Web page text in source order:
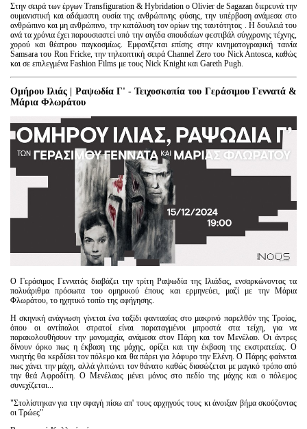
Στην σειρά των έργων Transfiguration & Ηybridation ο Olivier de Sagazan διερευνά την
ουμανιστική και αδάμαστη ουσία της ανθρώπινης φύσης, την υπέρβαση ανάμεσα στο
ανθρώπινο και μη ανθρώπινο, την κατάλυση τον ορίων της ταυτότητας . Η δουλειά του
ανά τα χρόνια έχει παρουσιαστεί υπό την αιγίδα σπουδαίων φεστιβάλ σύγχρονης τέχνης,
χορού και θέατρου παγκοσμίως. Εμφανίζεται επίσης στην κινηματογραφική ταινία
Samsara του Ron Fricke, την τηλεοπτική σειρά Channel Zero του Nick Antosca, καθώς
και σε επιλεγμένα Fashion Films με τους Nick Knight και Gareth Pugh.
Ομήρου Ιλιάς | Ραψωδία Γ' - Τειχοσκοπία του Γεράσιμου Γεννατά &
Μάρια Φλωράτου
Ο Γεράσιμος Γεννατάς διαβάζει την τρίτη Ραψωδία της Ιλιάδας, ενσαρκώνοντας τα
πολυάριθμα πρόσωπα του ομηρικού έπους και ερμηνεύει, μαζί με την Μάρια
Φλωράτου, το ηχητικό τοπίο της αφήγησης.
Η σκηνική ανάγνωση γίνεται ένα ταξίδι φαντασίας στο μακρινό παρελθόν της Τροίας,
όπου οι αντίπαλοι στρατοί είναι παραταγμένοι μπροστά στα τείχη, για να
παρακολουθήσουν την μονομαχία, ανάμεσα στον Πάρη και τον Μενέλαο. Οι άντρες
δίνουν όρκο πως η έκβαση της μάχης, ορίζει και την έκβαση της εκστρατείας. Ο
νικητής θα κερδίσει τον πόλεμο και θα πάρει για λάφυρο την Ελένη. Ο Πάρης φαίνεται
πως χάνει την μάχη, αλλά γλιτώνει τον θάνατο καθώς διασώζεται με μαγικό τρόπο από
την θεά Αφροδίτη. Ο Μενέλαος μένει μόνος στο πεδίο της μάχης και ο πόλεμος
συνεχίζεται...
"Στολίστηκαν για την σφαγή πίσω απ' τους αρχηγούς τους κι άνοιξαν βήμα σκούζοντας
οι Τρώες"